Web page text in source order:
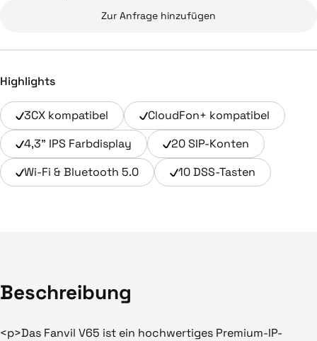
Zur Anfrage hinzufügen
Highlights
3CX kompatibel
CloudFon+ kompatibel
4,3" IPS Farbdisplay
20 SIP-Konten
Wi-Fi & Bluetooth 5.0
10 DSS-Tasten
Beschreibung
<p>Das Fanvil V65 ist ein hochwertiges Premium-IP-